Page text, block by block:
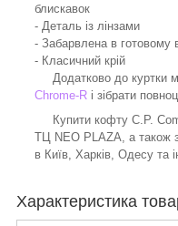
блискавок
- Деталь із лінзами
- Забарвлена в готовому
- Класичний крій
Додатково до куртки
Chrome-R і зібрати
Купити кофту C.P.
ТЦ NEO PLAZA, а також
в Київ, Харків, Одесу та
Характеристика